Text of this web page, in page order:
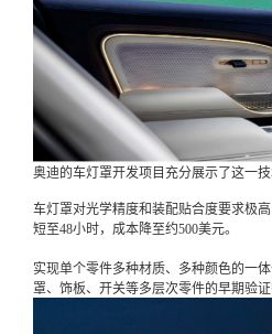
奥迪的车灯罩开发项目充分展示了这一技
车灯罩对光学精度和装配贴合度要求极
短至48小时，成本降至约500美元。
实现单个零件多种材质、多种颜色的一
罩、饰板、开关等多层次零件的早期验证